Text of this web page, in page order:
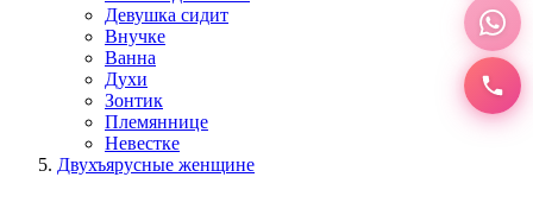
Девушка сидит
Внучке
Ванна
Духи
Зонтик
Племяннице
Невестке
Двухъярусные женщине